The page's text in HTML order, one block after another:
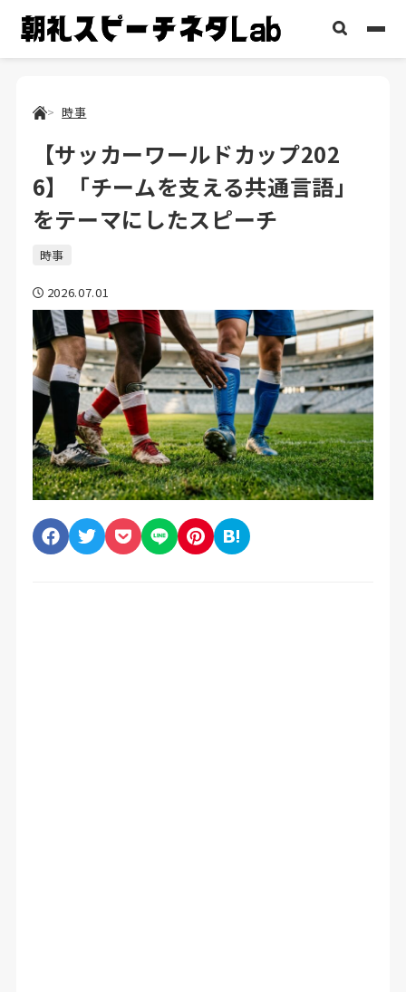
時事
【サッカーワールドカップ202
6】「チームを支える共通言語」
をテーマにしたスピーチ
時事
2026.07.01